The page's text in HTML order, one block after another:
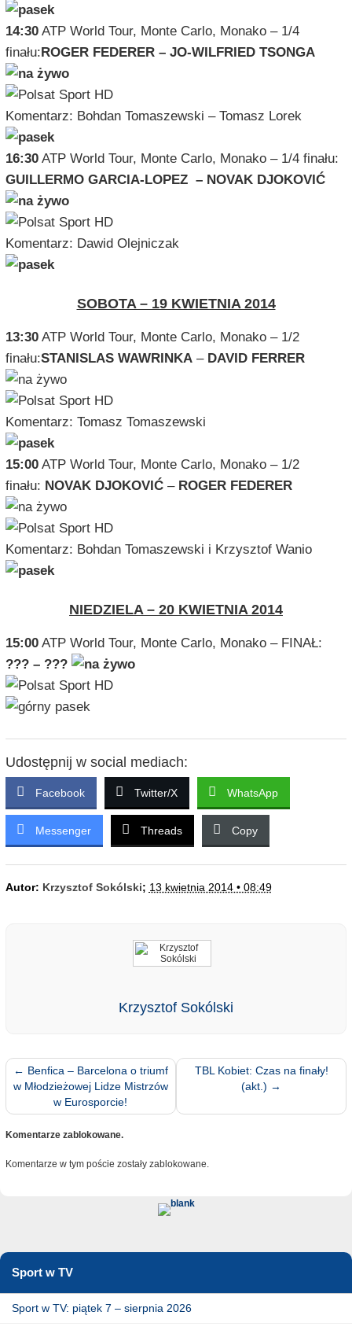
14:30ATP World Tour, Monte Carlo, Monako – 1/4
finału: ROGER FEDERER – JO-WILFRIED TSONGA
Komentarz: Bohdan Tomaszewski – Tomasz Lorek
16:30ATP World Tour, Monte Carlo, Monako – 1/4 finału:
GUILLERMO GARCIA-LOPEZ – NOVAK DJOKOVIĆ
Komentarz: Dawid Olejniczak
SOBOTA – 19 KWIETNIA 2014
13:30ATP World Tour, Monte Carlo, Monako – 1/2
finału:STANISLAS WAWRINKA– DAVID FERRER
Komentarz: Tomasz Tomaszewski
15:00ATP World Tour, Monte Carlo, Monako – 1/2
finału: NOVAK DJOKOVIĆ– ROGER FEDERER
Komentarz: Bohdan Tomaszewski i Krzysztof Wanio
NIEDZIELA – 20 KWIETNIA 2014
15:00ATP World Tour, Monte Carlo, Monako – FINAŁ:
??? – ???
Udostępnij w social mediach:
Facebook Twitter/X WhatsApp
Messenger Threads Copy
Autor: Krzysztof Sokólski; 13 kwietnia 2014 • 08:49
Krzysztof Sokólski
← Benfica – Barcelona o triumf
w Młodzieżowej Lidze Mistrzów
w Eurosporcie!
TBL Kobiet: Czas na finały!
(akt.) →
Komentarze zablokowane.
Komentarze w tym poście zostały zablokowane.
Sport w TV
Sport w TV: piątek 7 – sierpnia 2026